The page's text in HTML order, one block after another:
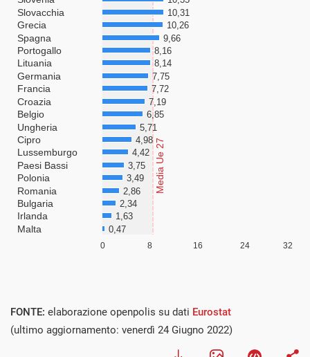
FONTE: elaborazione openpolis su dati Eurostat
(ultimo aggiornamento: venerdì 24 Giugno 2022)